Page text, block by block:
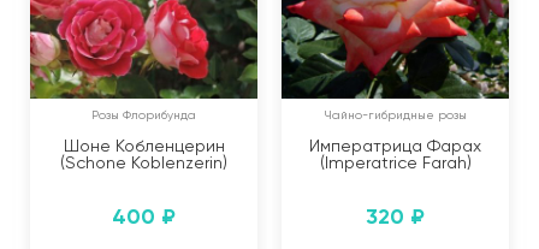
Розы Флорибунда
Шоне Кобленцерин
(Schone Koblenzerin)
400 ₽
Чайно-гибридные розы
Императрица Фарах
(Imperatrice Farah)
320 ₽